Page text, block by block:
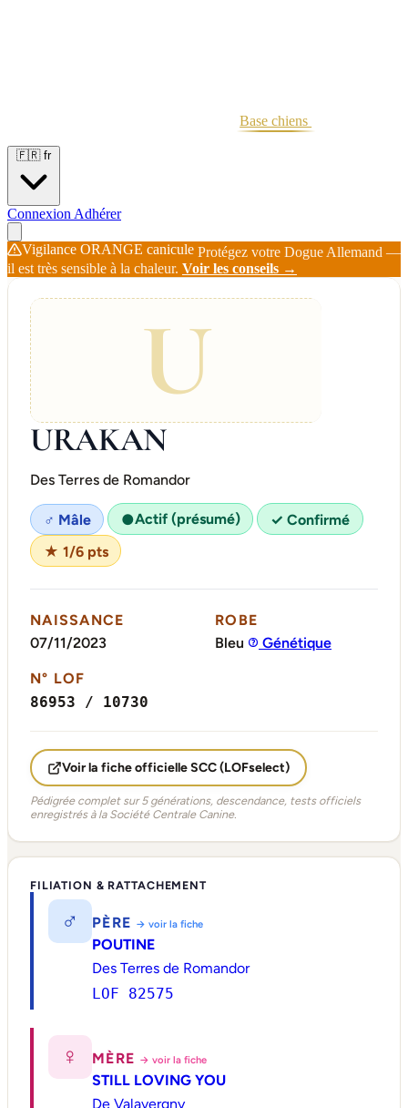
Base chiens
🇫🇷 fr
Connexion Adhérer
Vigilance ORANGE canicule Protégez votre Dogue Allemand —
il est très sensible à la chaleur. Voir les conseils →
U
URAKAN
Des Terres de Romandor
♂ Mâle ●Actif (présumé)
✓ Confirmé
★ 1/6 pts
NAISSANCE
07/11/2023
ROBE
Bleu
Génétique
N° LOF
86953 / 10730
Voir la fiche officielle SCC (LOFselect)
Pédigrée complet sur 5 générations, descendance, tests officiels
enregistrés à la Société Centrale Canine.
FILIATION & RATTACHEMENT
♂ PÈRE → voir la fiche
POUTINE
Des Terres de Romandor
LOF 82575
♀ MÈRE → voir la fiche
STILL LOVING YOU
De Valavergny